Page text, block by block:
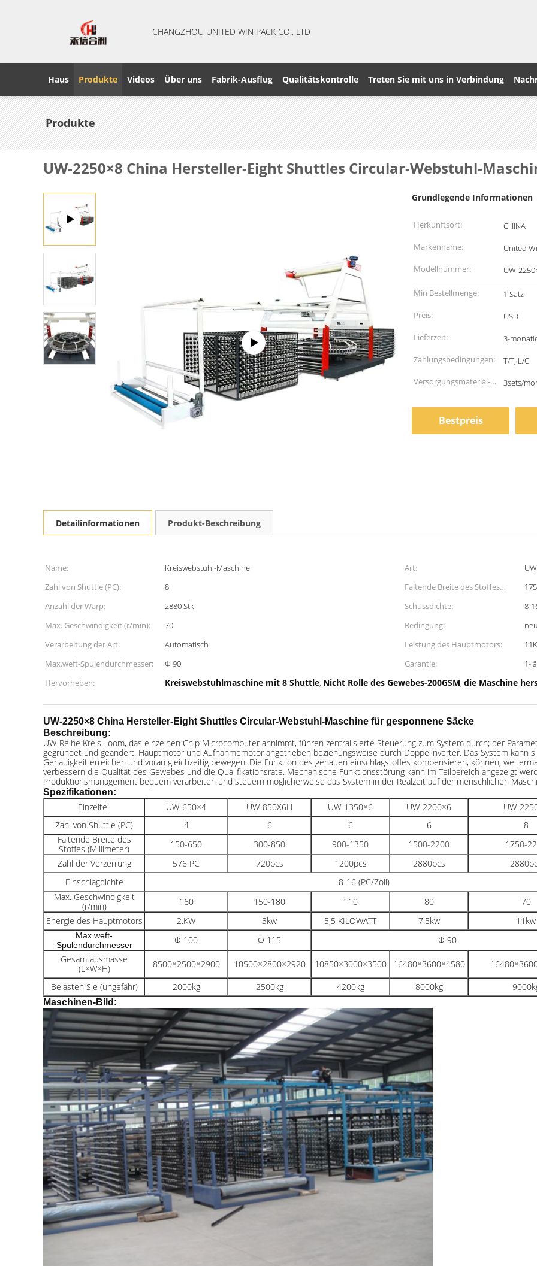
CHANGZHOU UNITED WIN PACK CO., LTD
Haus Produkte Videos Über uns Fabrik-Ausflug Qualitätskontrolle Treten Sie mit uns in Verbindung
Produkte
UW-2250×8 China Hersteller-Eight Shuttles Circular-Webstuhl-
Grundlegende Informationen
Herkunftsort:
CHINA
Markenname:
United
Modellnummer:
UW-
Min Bestellmenge:
1 Satz
Preis:
USD
Lieferzeit:
3-
Zahlungsbedingungen:
T/T, L/C
Versorgungsmaterial-
3sets/
Bestpreis
Detailinformationen Produkt-Beschreibung
Name: Kreiswebstuhl-Maschine Art:
Zahl von Shuttle (PC):
8
Faltende Breite des Stoffes
(Millimeter):
Anzahl der Warp:
2880 Stk Schussdichte:
8-
Max. Geschwindigkeit (r/min):
70 Bedingung:
neu
Verarbeitung der Art:
Automatisch Leistung des Hauptmotors:
Max.weft-Spulendurchmesser:
Ф 90 Garantie:
1-
Hervorheben:
Kreiswebstuhlmaschine mit 8 Shuttle, Nicht Rolle des Gewebes-200GSM, die Maschine
UW-2250×8 China Hersteller-Eight Shuttles Circular-Webstuhl-Maschine für gesponnene Säcke
Beschreibung:
UW-Reihe Kreis-lloom, das einzelnen Chip Microcomputer annimmt, führen zentralisierte Steuerung zum System durch; der
gegründet und geändert. Hauptmotor und Aufnahmemotor angetrieben beziehungsweise durch Doppelinverter. Das System kann
Genauigkeit erreichen und voran gleichzeitig bewegen. Die Funktion des genauen einschlagstoffes kompensieren, können,
verbessern die Qualität des Gewebes und die Qualifikationsrate. Mechanische Funktionsstörung kann im Teilbereich angezeigt
Produktionsmanagement bequem verarbeiten und steuern möglicherweise das System in der Realzeit auf der menschlichen
Spezifikationen:
Einzelteil UW-650×4 UW-850X6H UW-1350×6 UW-2200×6
UW-
Zahl von Shuttle (PC)
4 6 6 6
8
Faltende Breite des
Stoffes (Millimeter)
150-650 300-850 900-1350 1500-2200
1750-
Zahl der Verzerrung
576 PC 720pcs 1200pcs 2880pcs
Einschlagdichte
8-16 (PC/Zoll)
Max. Geschwindigkeit
(r/min) 160 150-180 110 80
70
Energie des Hauptmotors
2.KW 3kw 5,5 KILOWATT 7.5kw 11kw
Max.weft-
Spulendurchmesser
Ф 100 Ф 115
Ф 90
Gesamtausmasse
(L×W×H)
8500×2500×2900 10500×2800×2920 10850×3000×3500 16480×3600×4580
Belasten Sie (ungefähr)
2000kg 2500kg 4200kg 8000kg
Maschinen-Bild: